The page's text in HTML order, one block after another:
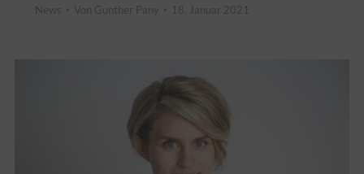
News Von Gunther Pany 18. Januar 2021